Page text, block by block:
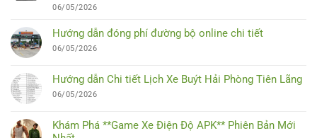
06/05/2026
Hướng dẫn đóng phí đường bộ online chi tiết
06/05/2026
Hướng dẫn Chi tiết Lịch Xe Buýt Hải Phòng Tiên Lãng
06/05/2026
Khám Phá **Game Xe Điện Độ APK** Phiên Bản Mới